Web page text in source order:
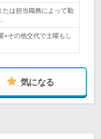
は担当職務によって勤
+その他交代で土曜もし
気になる